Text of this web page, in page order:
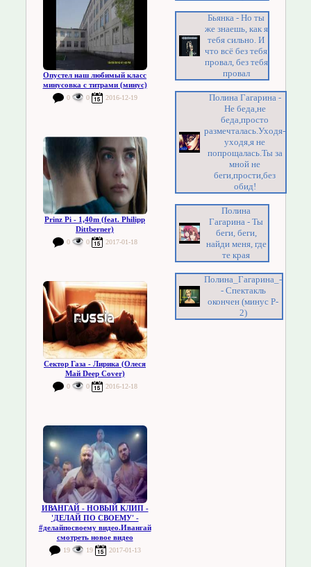
Опустел наш любимый класс
минусовка с титрами (минус)
0 0 2016-12-19
Prinz Pi - 1,40m (feat. Philipp
Dittberner)
0 0 2017-01-18
Сектор Газа - Лирика (Олеся
Май Deep Cover)
0 0 2016-12-18
ИВАНГАЙ - НОВЫЙ КЛИП -
'ДЕЛАЙ ПО СВОЕМУ' -
#делайпосвоему видео.Ивангай
смотреть новое видео
19 19 2017-01-13
Бьянка - Но ты
же знаешь, как я
тебя сильно. И
что всё без тебя
провал, без тебя
провал
Полина Гагарина -
Не беда,не
беда,просто
размечталась.Уходя-
уходя,я не
попрощалась.Ты за
мной не
беги,прости,без
обид!
Полина
Гагарина - Ты
беги, беги,
найди меня, где
те края
Полина_Гагарина_-
- Спектакль
окончен (минус P-
2)